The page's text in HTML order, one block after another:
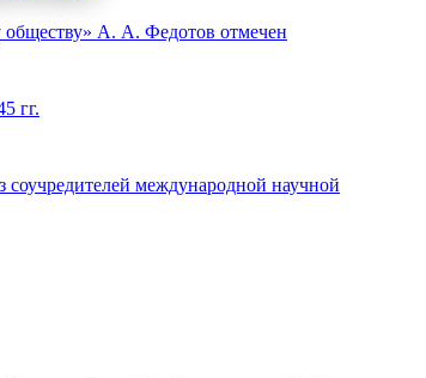
обществу» А. А. Федотов отмечен
гг.
международной научной